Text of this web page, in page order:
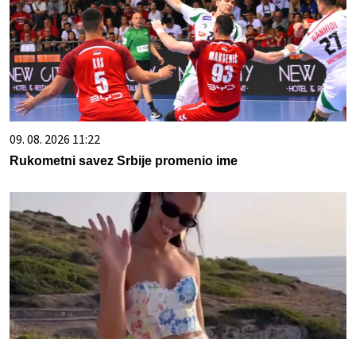
09. 08. 2026 11:22
Rukometni savez Srbije promenio ime